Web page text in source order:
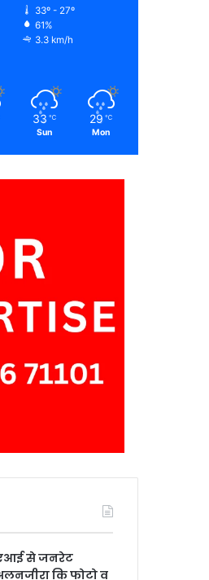
33º - 27º
61%
3.3 km/h
33 ℃
Sun
29 ℃
Mon
से जनरेट
कि फोटो व